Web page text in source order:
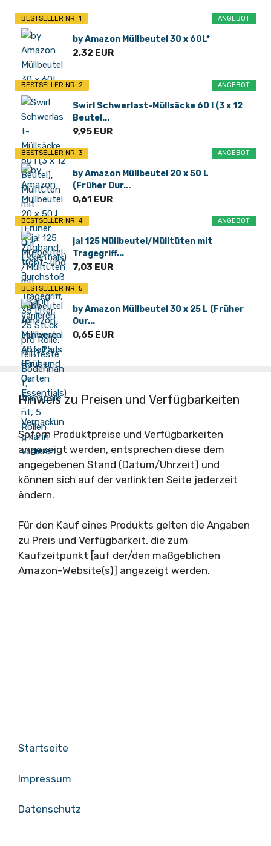
ANGEBOT
BESTSELLER NR. 1
by Amazon Müllbeutel 30 x 60L*
2,32 EUR
ANGEBOT
BESTSELLER NR. 2
Swirl Schwerlast-Müllsäcke 60 l (3 x 12
Beutel...
9,95 EUR
ANGEBOT
BESTSELLER NR. 3
by Amazon Müllbeutel 20 x 50 L
(Früher Our...
0,61 EUR
ANGEBOT
BESTSELLER NR. 4
ja! 125 Müllbeutel/Mülltüten mit
Tragegriff...
7,03 EUR
BESTSELLER NR. 5
by Amazon Müllbeutel 30 x 25 L (Früher
Our...
0,65 EUR
Hinweis zu Preisen und Verfügbarkeiten
Sofern Produktpreise und Verfügbarkeiten
angezeigt werden, entsprechen diese dem
angegebenen Stand (Datum/Uhrzeit) und
können sich auf der verlinkten Seite jederzeit
ändern.
Für den Kauf eines Produkts gelten die Angaben
zu Preis und Verfügbarkeit, die zum
Kaufzeitpunkt [auf der/den maßgeblichen
Amazon-Website(s)] angezeigt werden.
Startseite
Impressum
Datenschutz